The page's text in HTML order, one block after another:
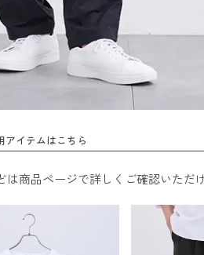
アイテムはこちら
商品ページで詳しくご確認いただけ